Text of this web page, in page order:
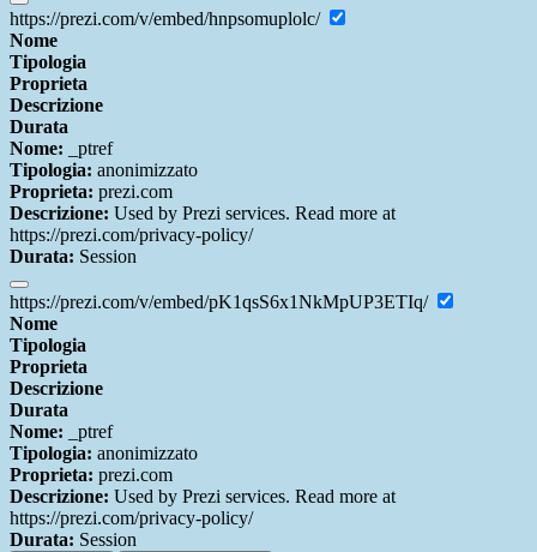
https://prezi.com/v/embed/hnpsomuplolc/
Nome
Tipologia
Proprieta
Descrizione
Durata
Nome: _ptref
Tipologia: anonimizzato
Proprieta: prezi.com
Descrizione: Used by Prezi services. Read more at
https://prezi.com/privacy-policy/
Durata: Session
https://prezi.com/v/embed/pK1qsS6x1NkMpUP3ETIq/
Nome
Tipologia
Proprieta
Descrizione
Durata
Nome: _ptref
Tipologia: anonimizzato
Proprieta: prezi.com
Descrizione: Used by Prezi services. Read more at
https://prezi.com/privacy-policy/
Durata: Session